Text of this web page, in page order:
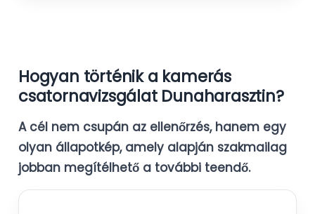
Hogyan történik a kamerás
csatornavizsgálat Dunaharasztin?
A cél nem csupán az ellenőrzés, hanem egy
olyan állapotkép, amely alapján szakmailag
jobban megítélhető a további teendő.